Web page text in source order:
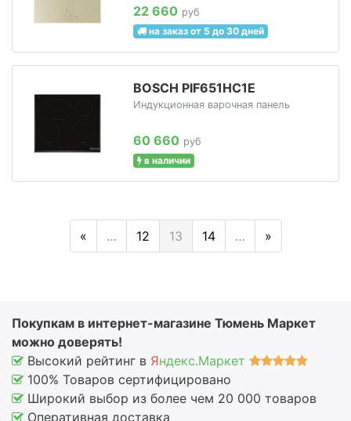
22 660 руб
на заказ от 5 до 30 дней
BOSCH PIF651HC1E
Индукционная варочная панель
60 660 руб
в наличии
« … 12 13 14 … »
Покупкам в интернет-магазине Тюмень Маркет
можно доверять!
Высокий рейтинг в Яндекс.Маркет
100% Товаров сертифицировано
Широкий выбор из более чем 20 000 товаров
Оперативная доставка